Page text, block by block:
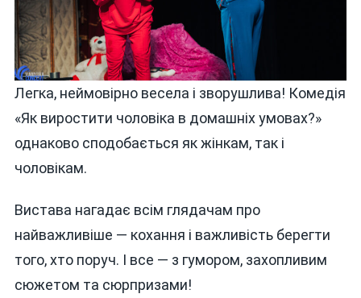
Легка, неймовірно весела і зворушлива! Комедія
«Як виростити чоловіка в домашніх умовах?»
однаково сподобається як жінкам, так і
чоловікам.
Вистава нагадає всім глядачам про
найважливіше — кохання і важливість берегти
того, хто поруч. І все — з гумором, захопливим
сюжетом та сюрпризами!